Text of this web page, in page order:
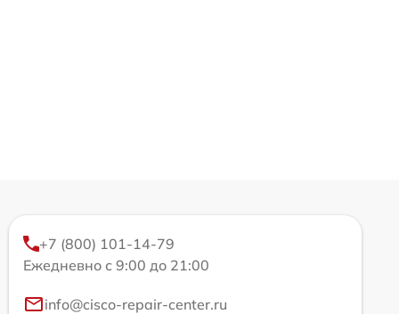
+7 (800) 101-14-79
Ежедневно с 9:00 до 21:00
info@cisco-repair-center.ru